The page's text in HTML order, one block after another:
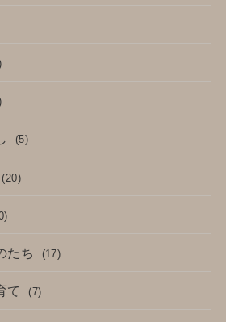
(5)
(20)
たち (17)
て (7)